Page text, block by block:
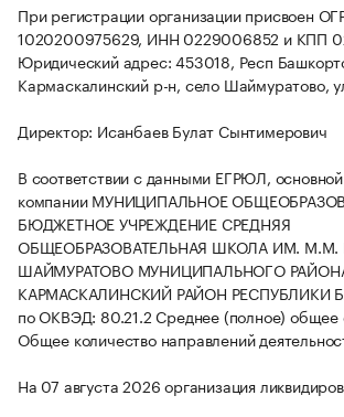
При регистрации организации присвоен
1020200975629, ИНН 0229006852 и КПП
Юридический адрес: 453018, Респ
Кармаскалинский р-н, село Шаймуратово,
Директор: Исанбаев Булат Сынтимерович
В соответствии с данными ЕГРЮЛ,
компании МУНИЦИПАЛЬНОЕ
БЮДЖЕТНОЕ УЧРЕЖДЕНИЕ СРЕДНЯЯ
ОБЩЕОБРАЗОВАТЕЛЬНАЯ ШКОЛА ИМ. М.М.
ШАЙМУРАТОВО МУНИЦИПАЛЬНОГО
КАРМАСКАЛИНСКИЙ РАЙОН РЕСПУБЛИКИ
по ОКВЭД: 80.21.2 Среднее (полное) общее
Общее количество направлений
На 07 августа 2026 организация